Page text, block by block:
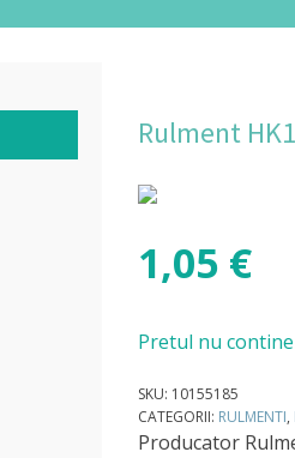
Rulment
1,05 €
Pretul nu contine
SKU: 10155185
CATEGORII: RULMENTI,
Producator